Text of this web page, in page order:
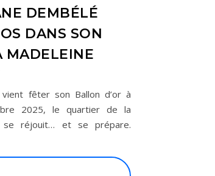
DEMBÉLÉ
DANS SON
MADELEINE
vient fêter son Ballon d’or à
2025, le quartier de la
se réjouit… et se prépare.